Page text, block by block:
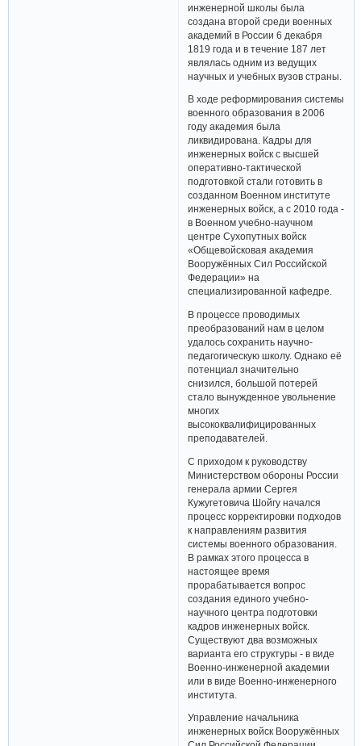
инженерной школы была
создана второй среди военных
академий в России 6 декабря
1819 года и в течение 187 лет
являлась одним из ведущих
научных и учебных вузов страны.
В ходе реформирования системы
военного образования в 2006
году академия была
ликвидирована. Кадры для
инженерных войск с высшей
оперативно-тактической
подготовкой стали готовить в
созданном Военном институте
инженерных войск, а с 2010 года -
в Военном учебно-научном
центре Сухопутных войск
«Общевойсковая академия
Вооружённых Сил Российской
Федерации» на
специализированной кафедре.
В процессе проводимых
преобразований нам в целом
удалось сохранить научно-
педагогическую школу. Однако её
потенциал значительно
снизился, большой потерей
стало вынужденное увольнение
многих
высококвалифицированных
преподавателей.
С приходом к руководству
Министерством обороны России
генерала армии Сергея
Кужугетовича Шойгу начался
процесс корректировки подходов
к направлениям развития
системы военного образования.
В рамках этого процесса в
настоящее время
прорабатывается вопрос
создания единого учебно-
научного центра подготовки
кадров инженерных войск.
Существуют два возможных
варианта его структуры - в виде
Военно-инженерной академии
или в виде Военно-инженерного
института.
Управление начальника
инженерных войск Вооружённых